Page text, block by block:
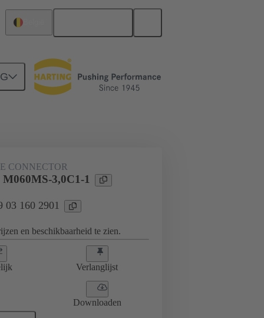
naar dochterkaart-aansluiting
CONNECTOR
3,0C1-1
03 160 2901
en beschikbaarheid te zien.
Verlanglijst
Downloaden